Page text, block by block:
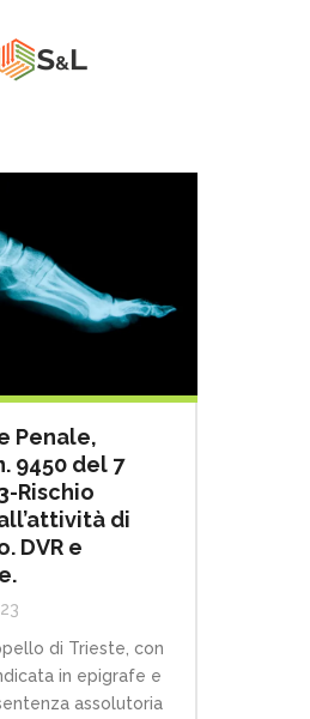
Penale,
9450 del 7
Rischio
di
DVR e
di Trieste, con
in epigrafe e
assolutoria